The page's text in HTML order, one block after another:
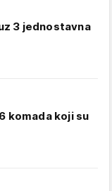
3 jednostavna
komada koji su